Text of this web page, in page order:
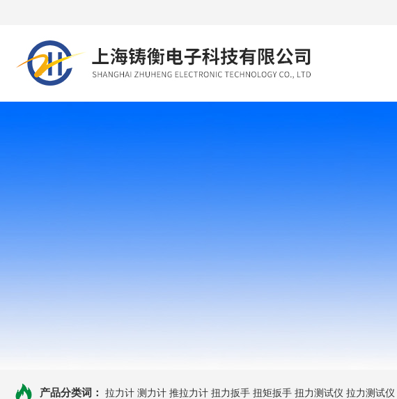
产品分类词： 拉力计 测力计 推拉力计 扭力扳手 扭矩扳手 扭力测试仪 拉力测试仪